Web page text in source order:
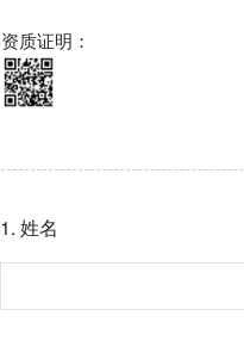
资质证明：
1. 姓名